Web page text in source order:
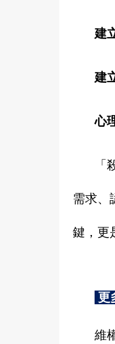
建
建
心
需求、
鍵，更
更
維